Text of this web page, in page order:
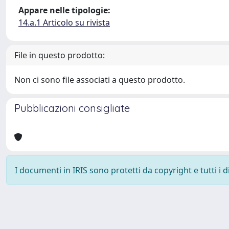
Appare nelle tipologie:
14.a.1 Articolo su rivista
File in questo prodotto:
Non ci sono file associati a questo prodotto.
Pubblicazioni consigliate
I documenti in IRIS sono protetti da copyright e tutti i